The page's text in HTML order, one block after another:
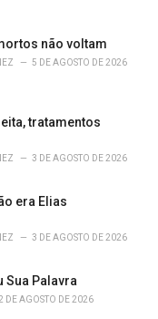
não voltam
5 DE AGOSTO DE 2026
tratamentos
3 DE AGOSTO DE 2026
era Elias
3 DE AGOSTO DE 2026
Sua Palavra
DE AGOSTO DE 2026